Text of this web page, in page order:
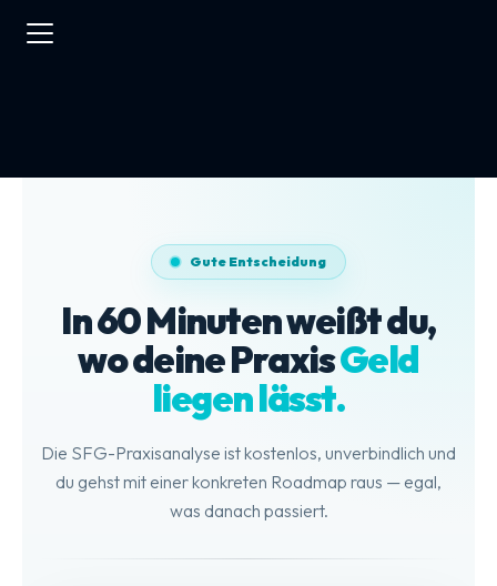
Gute Entscheidung
In 60 Minuten weißt du,
wo deine PraxisGeld
liegen lässt.
Die SFG-Praxisanalyse ist kostenlos, unverbindlich und
du gehst mit einer konkreten Roadmap raus — egal,
was danach passiert.